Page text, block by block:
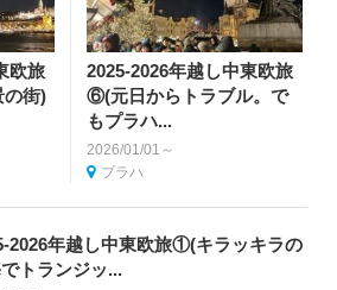
欧旅
街)
2025-2026年越し中東欧旅
⑥(元日からトラブル。で
もプラハ...
2026/01/01～
プラハ
2026年越し中東欧旅①(キラッキラの
でトランジッ...